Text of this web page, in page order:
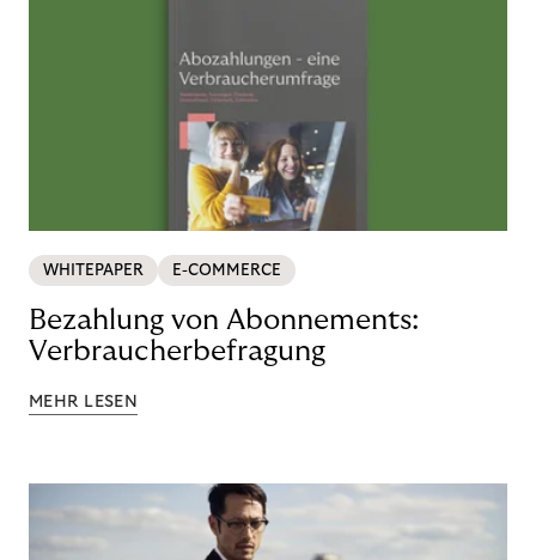
WHITEPAPER E-COMMERCE
Bezahlung von Abonnements:
Verbraucherbefragung
MEHR LESEN